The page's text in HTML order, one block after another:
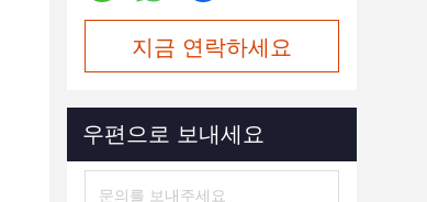
지금 연락하세요
우편으로 보내세요